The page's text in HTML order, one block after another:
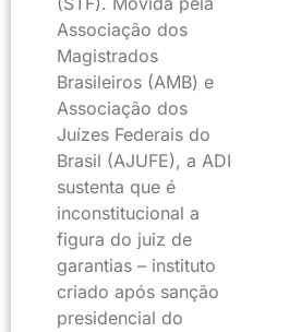
Associação dos
Magistrados
Brasileiros (AMB) e
Associação dos
Juízes Federais do
Brasil (AJUFE), a ADI
sustenta que é
inconstitucional a
figura do juiz de
garantias – instituto
criado após sanção
presidencial do